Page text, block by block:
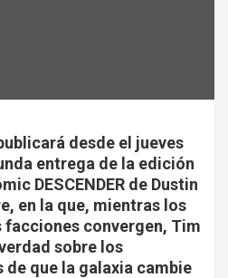
desde el jueves
entrega de la edición
DESCENDER de Dustin
en la que, mientras los
facciones convergen, Tim
sobre los
de que la galaxia cambie